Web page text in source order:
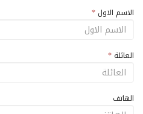
الاسم الاول *
العائلة *
الهاتف